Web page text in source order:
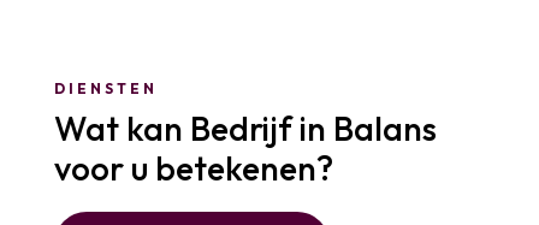
DIENSTEN
Wat kan Bedrijf in Balans
voor u betekenen?